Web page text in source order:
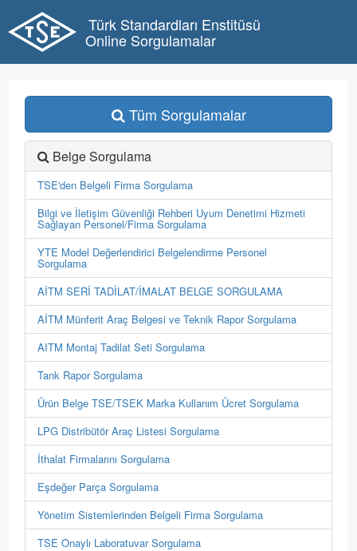
Türk Standardları Enstitüsü
Online Sorgulamalar
Tüm Sorgulamalar
Belge Sorgulama
TSE'den Belgeli Firma Sorgulama
Bilgi ve İletişim Güvenliği Rehberi Uyum Denetimi Hizmeti
Sağlayan Personel/Firma Sorgulama
YTE Model Değerlendirici Belgelendirme Personel
Sorgulama
AİTM SERİ TADİLAT/İMALAT BELGE SORGULAMA
AİTM Münferit Araç Belgesi ve Teknik Rapor Sorgulama
AITM Montaj Tadilat Seti Sorgulama
Tank Rapor Sorgulama
Ürün Belge TSE/TSEK Marka Kullanım Ücret Sorgulama
LPG Distribütör Araç Listesi Sorgulama
İthalat Firmalarını Sorgulama
Eşdeğer Parça Sorgulama
Yönetim Sistemlerinden Belgeli Firma Sorgulama
TSE Onaylı Laboratuvar Sorgulama